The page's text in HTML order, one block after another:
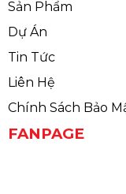
Sản Phẩm
Dự Án
Tin Tức
Liên Hệ
Chính Sách Bảo
FANPAGE